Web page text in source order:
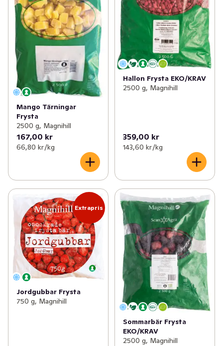
Mango Tärningar
Frysta
2500 g, Magnihill
167,00 kr
66,80 kr /kg
Hallon Frysta EKO/KRAV
2500 g, Magnihill
359,00 kr
143,60 kr /kg
Extrapris
Jordgubbar Frysta
750 g, Magnihill
Sommarbär Frysta
EKO/KRAV
2500 g, Magnihill